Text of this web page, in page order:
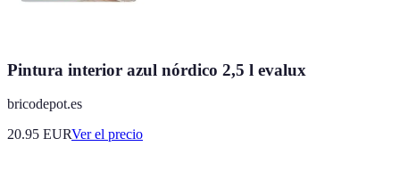
Pintura interior azul nórdico 2,5 l evalux
bricodepot.es
20.95 EURVer el precio